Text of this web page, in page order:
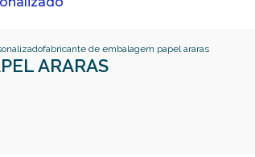
fabricante de embalagem papel araras
ARARAS